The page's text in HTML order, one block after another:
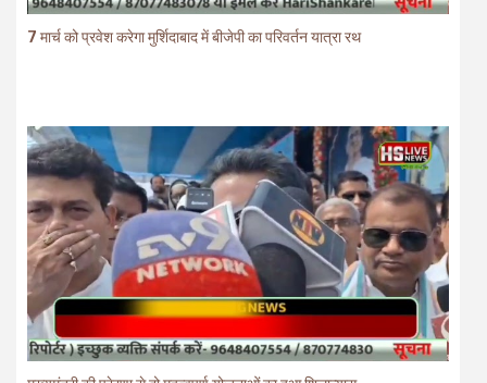
7 मार्च को प्रवेश करेगा मुर्शिदाबाद में बीजेपी का परिवर्तन यात्रा रथ